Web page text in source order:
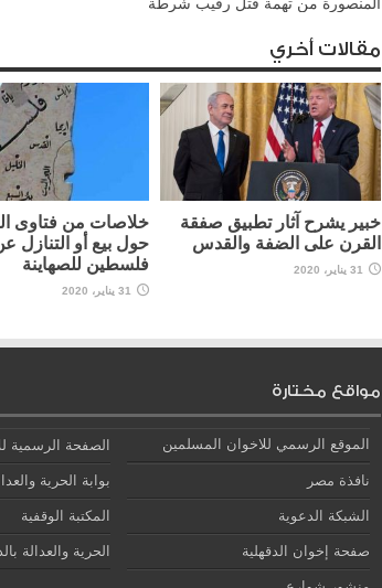
مقالات أخري
خبير يشرح آثار تطبيق صفقة
القرن على الضفة والقدس
31 يناير، 2020
خلاصات من فتاوى
حول بيع أو التنازل
فلسطين للصهاينة
31 يناير، 2020
مواقع مختارة
الموقع الرسمي للاخوان المسلمين الصفحة الرسمية
نافذة مصر بوابة الحرية
الشبكة الدعوية المكتبة الوقفية
صفحة إخوان الدقهلية الحرية والعدالة